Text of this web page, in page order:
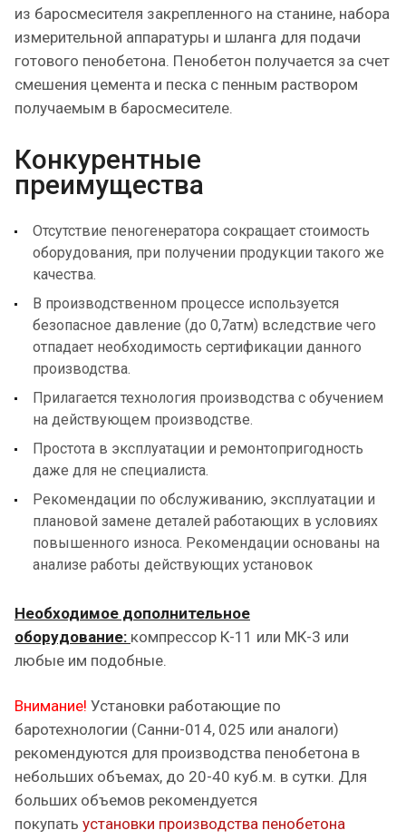
из баросмесителя закрепленного на станине, набора
измерительной аппаратуры и шланга для подачи
готового пенобетона. Пенобетон получается за счет
смешения цемента и песка с пенным раствором
получаемым в баросмесителе.
Конкурентные
преимущества
Отсутствие пеногенератора сокращает стоимость
оборудования, при получении продукции такого же
качества.
В производственном процессе используется
безопасное давление (до 0,7атм) вследствие чего
отпадает необходимость сертификации данного
производства.
Прилагается технология производства с обучением
на действующем производстве.
Простота в эксплуатации и ремонтопригодность
даже для не специалиста.
Рекомендации по обслуживанию, эксплуатации и
плановой замене деталей работающих в условиях
повышенного износа. Рекомендации основаны на
анализе работы действующих установок
Необходимое дополнительное
оборудование: компрессор К-11 или МК-3 или
любые им подобные.
Внимание! Установки работающие по
баротехнологии (Санни-014, 025 или аналоги)
рекомендуются для производства пенобетона в
небольших объемах, до 20-40 куб.м. в сутки. Для
больших объемов рекомендуется
покупать установки производства пенобетона